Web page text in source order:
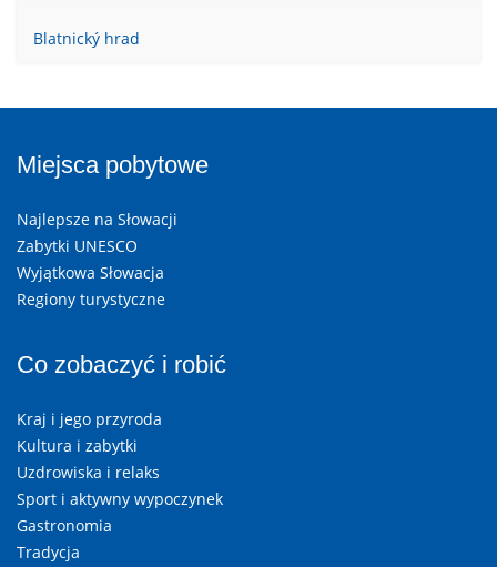
Blatnický hrad
Miejsca pobytowe
Najlepsze na Słowacji
Zabytki UNESCO
Wyjątkowa Słowacja
Regiony turystyczne
Co zobaczyć i robić
Kraj i jego przyroda
Kultura i zabytki
Uzdrowiska i relaks
Sport i aktywny wypoczynek
Gastronomia
Tradycja